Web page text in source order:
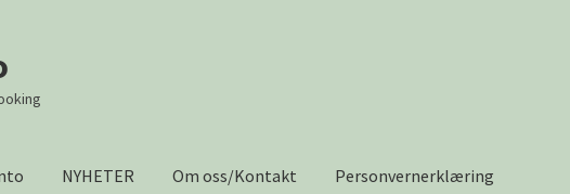
NYHETER Om oss/Kontakt Personvernerklæring